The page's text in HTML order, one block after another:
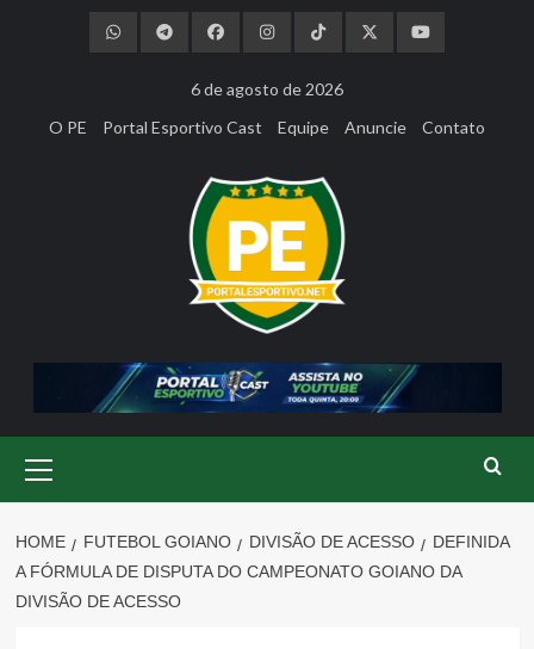
6 de agosto de 2026
O PE
Portal Esportivo Cast Equipe Anuncie Contato
Menu
HOME FUTEBOL GOIANO DIVISÃO DE ACESSO
DEFINIDA
A FÓRMULA DE DISPUTA DO CAMPEONATO GOIANO DA
DIVISÃO DE ACESSO